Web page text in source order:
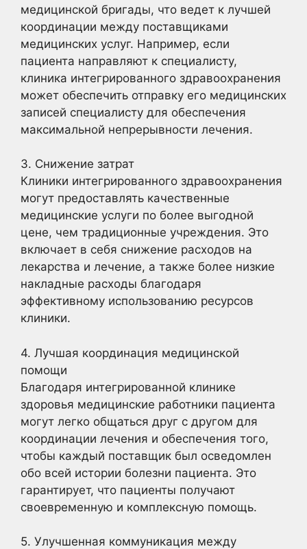
медицинской бригады, что ведет к лучшей
координации между поставщиками
медицинских услуг. Например, если
пациента направляют к специалисту,
клиника интегрированного здравоохранения
может обеспечить отправку его медицинских
записей специалисту для обеспечения
максимальной непрерывности лечения.
3. Снижение затрат
Клиники интегрированного здравоохранения
могут предоставлять качественные
медицинские услуги по более выгодной
цене, чем традиционные учреждения. Это
включает в себя снижение расходов на
лекарства и лечение, а также более низкие
накладные расходы благодаря
эффективному использованию ресурсов
клиники.
4. Лучшая координация медицинской
помощи
Благодаря интегрированной клинике
здоровья медицинские работники пациента
могут легко общаться друг с другом для
координации лечения и обеспечения того,
чтобы каждый поставщик был осведомлен
обо всей истории болезни пациента. Это
гарантирует, что пациенты получают
своевременную и комплексную помощь.
5. Улучшенная коммуникация между